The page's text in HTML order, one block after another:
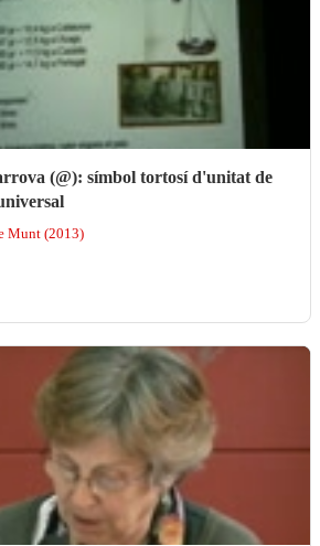
(@): símbol tortosí d'unitat de
Munt (2013)